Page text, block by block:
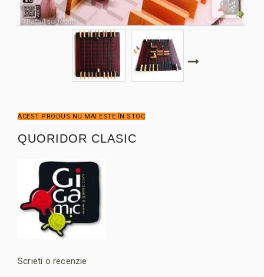
ACEST PRODUS NU MAI ESTE ÎN STOC
QUORIDOR CLASIC
Scrieti o recenzie